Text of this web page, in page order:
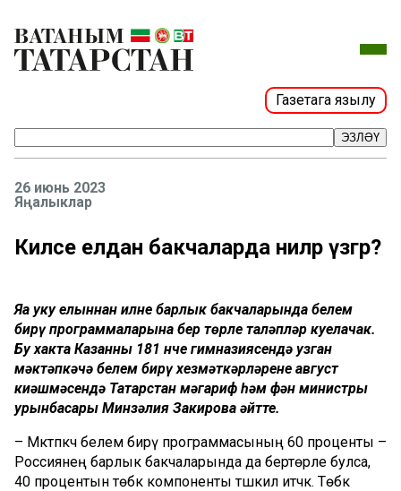
Газетага язылу
ЭЗЛӘҮ
26 июнь 2023
Яңалыклар
Киләсе елдан бакчаларда ниләр үзгәрә?
Яңа уку елыннан илнең барлык бакчаларында белем
бирү программаларына бер төрле таләпләр куелачак.
Бу хакта Казанның 181 нче гимназиясендә узган
мәктәпкәчә белем бирү хезмәткәрләренең август
киңәшмәсендә Татарстан мәгариф һәм фән министры
урынбасары Минзәлия Закирова әйтте.
– Мәктәпкәчә белем бирү программасының 60 проценты –
Россиянең барлык бакчаларында да бертөрле булса, ә
40 процентын төбәк компоненты тәшкил итәчәк. Төбәк